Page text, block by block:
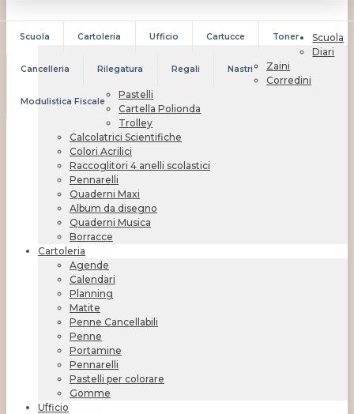
Scuola Cartoleria Ufficio Cartucce Toner
Cancelleria Rilegatura Regali Nastri
Modulistica Fiscale
Scuola
Diari
Zaini
Corredini
Pastelli
Cartella Polionda
Trolley
Calcolatrici Scientifiche
Colori Acrilici
Raccoglitori 4 anelli scolastici
Pennarelli
Quaderni Maxi
Album da disegno
Quaderni Musica
Borracce
Cartoleria
Agende
Calendari
Planning
Matite
Penne Cancellabili
Penne
Portamine
Pennarelli
Pastelli per colorare
Gomme
Ufficio